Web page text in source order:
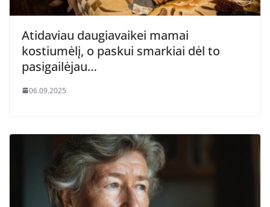
Atidaviau daugiavaikei mamai
kostiumėlį, o paskui smarkiai dėl to
pasigailėjau…
06.09.2025